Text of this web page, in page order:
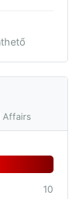
Affairs
10